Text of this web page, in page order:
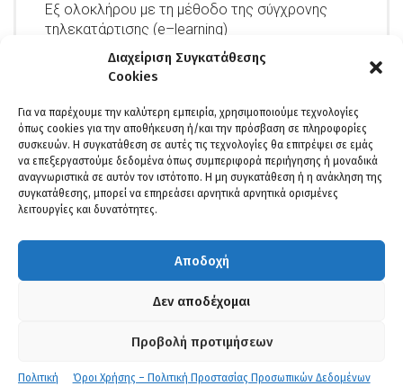
Διαχείριση Συγκατάθεσης
Cookies
Για να παρέχουμε την καλύτερη εμπειρία, χρησιμοποιούμε τεχνολογίες
όπως cookies για την αποθήκευση ή/και την πρόσβαση σε πληροφορίες
συσκευών. Η συγκατάθεση σε αυτές τις τεχνολογίες θα επιτρέψει σε εμάς
να επεξεργαστούμε δεδομένα όπως συμπεριφορά περιήγησης ή μοναδικά
αναγνωριστικά σε αυτόν τον ιστότοπο. Η μη συγκατάθεση ή η ανάκληση της
συγκατάθεσης, μπορεί να επηρεάσει αρνητικά αρνητικά ορισμένες
λειτουργίες και δυνατότητες.
Αποδοχή
Δεν αποδέχομαι
Προβολή προτιμήσεων
Πολιτική
Όροι Χρήσης – Πολιτική Προστασίας Προσωπικών Δεδομένων
Εξ ολοκλήρου με τη μέθοδο της σύγχρονης
τηλεκατάρτισης (e–learning)
Η επιλογή των καταρτιζόμενων και η εγγραφή
τους στο Μητρώο Ωφελούμενων θα γίνει με
σειρά προτεραιότητας υποβολής της Αίτησης
Συμμετοχής και εφόσον πληρούνται οι
προϋποθέσεις συμμετοχής στο πρόγραμμα
κατάρτισης.
Συνιστάται οι ενδιαφερόμενοι να υποβάλλουν
κέντρο μας , ώστε να αυξηθούν οι πιθανότητες
Το Πρόγραμμα θα κλείσει με τη συμπλήρωση των
διαθέσιμων θέσεων.